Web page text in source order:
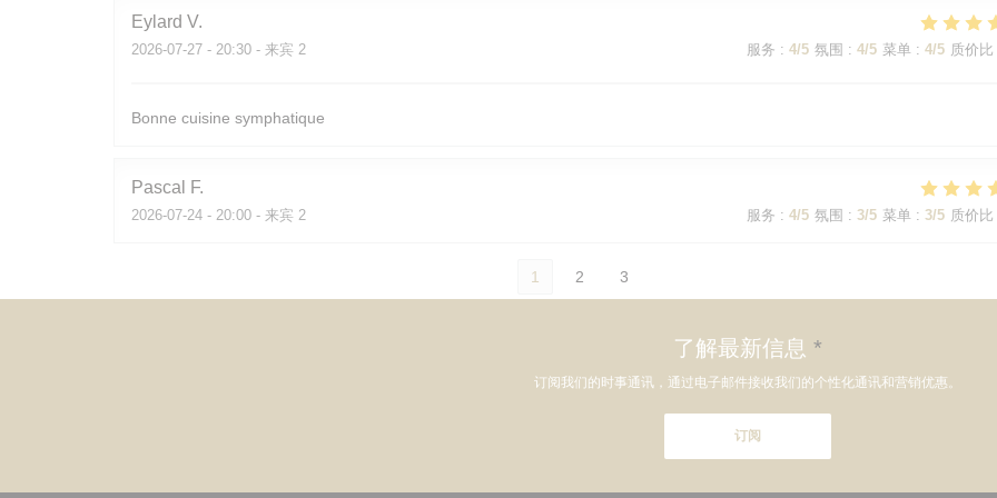
Eylard V
2026-07-27 - 20:30 - 来宾 2 服务 : 4/5 氛围 : 4/5 菜单 : 4/5 质价比
Bonne cuisine symphatique
Pascal F
2026-07-24 - 20:00 - 来宾 2 服务 : 4/5 氛围 : 3/5 菜单 : 3/5 质价比
1 2 3
了解最新信息 *
订阅我们的时事通讯，通过电子邮件接收我们的个性化通讯和营销优惠。
订阅